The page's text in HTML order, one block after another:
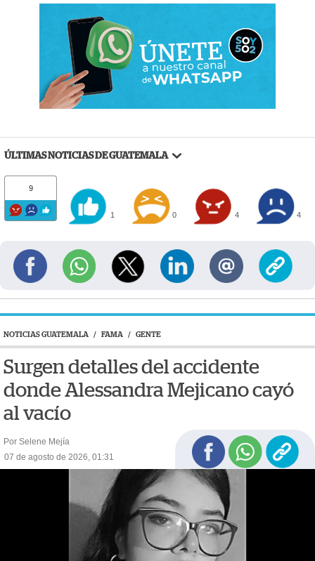
ÚLTIMAS NOTICIAS DE GUATEMALA
9
1 0 4 4
NOTICIAS GUATEMALA / FAMA / GENTE
Surgen detalles del accidente
donde Alessandra Mejicano cayó
al vacío
Por Selene Mejía
07 de agosto de 2026, 01:31